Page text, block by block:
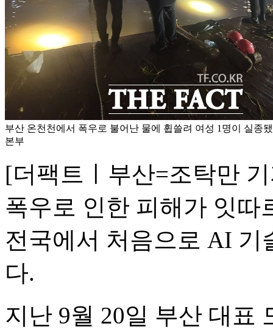
부산 온천천에서 폭우로 불어난 물에 휩쓸려 여성 1명이 실종
본부
[더팩트ㅣ부산=조탁만
폭우로 인한 피해가 잇따
전국에서 처음으로 AI 기
다.
지난 9월 20일 부산 대표